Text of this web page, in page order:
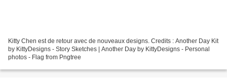
Kitty Chen est de retour avec de nouveaux designs. Credits : Another Day Kit
by KittyDesigns - Story Sketches | Another Day by KittyDesigns - Personal
photos - Flag from Pngtree